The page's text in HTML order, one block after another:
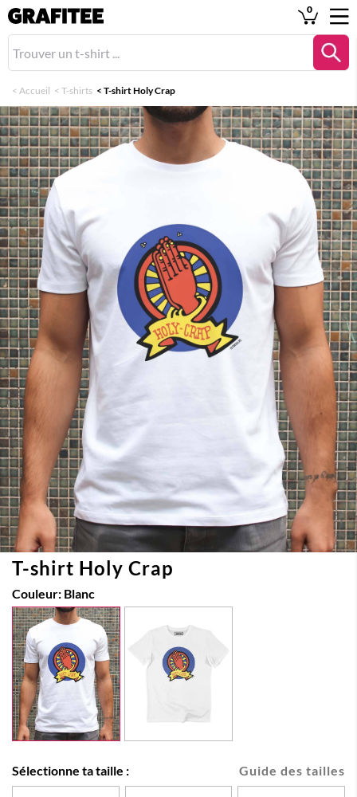
0
< Accueil < T-shirts < T-shirt Holy Crap
T-shirt Holy Crap
Couleur: Blanc
Guide des tailles
Sélectionne ta taille :